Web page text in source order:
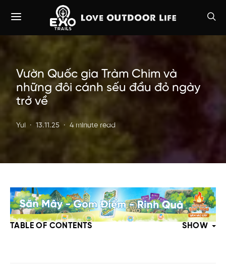
Vườn Quốc gia Tràm Chim và
những đôi cánh sếu đầu đỏ ngày
trở về
Yui 13.11.25 4 minute read
TABLE OF CONTENTS SHOW